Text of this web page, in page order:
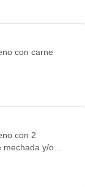
con carne
con 2
mechada y/o